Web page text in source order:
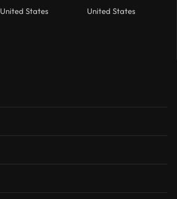
United States United States